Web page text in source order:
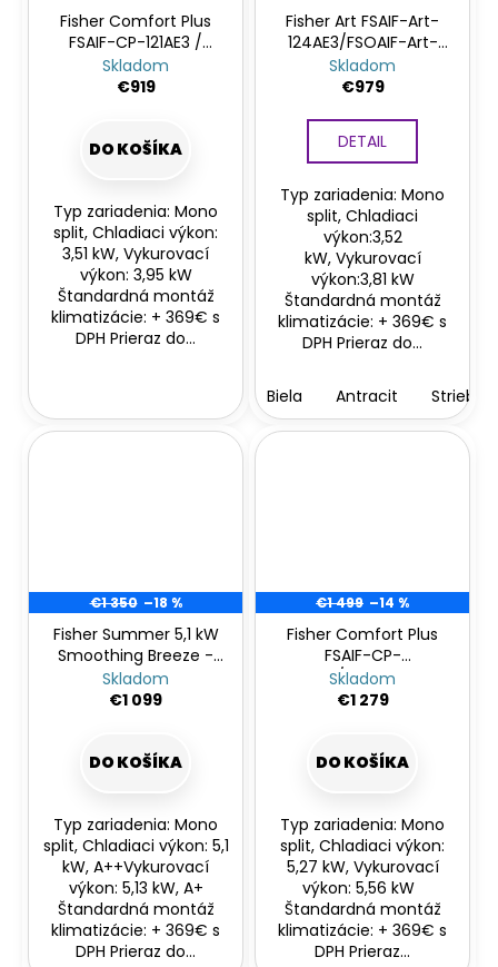
Fisher Comfort Plus
FSAIF-CP-121AE3 /
FSOAIF-CP-121AE3
Skladom
€919
DO KOŠÍKA
Typ zariadenia: Mono
split, Chladiaci výkon:
3,51 kW, Vykurovací
výkon: 3,95 kW
Štandardná montáž
klimatizácie: + 369€ s
DPH Prieraz do...
Fisher Art FSAIF-Art-
124AE3/FSOAIF-Art-
124AE3
Skladom
€979
DETAIL
Typ zariadenia: Mono
split, Chladiaci
výkon:3,52
kW, Vykurovací
výkon:3,81 kW
Štandardná montáž
klimatizácie: + 369€ s
DPH Prieraz do...
Biela Antracit
€1 350 –18 %
Fisher Summer 5,1 kW
Smoothing Breeze -
bezprievanová
Skladom
€1 099
DO KOŠÍKA
Typ zariadenia: Mono
split, Chladiaci výkon: 5,1
kW, A++Vykurovací
výkon: 5,13 kW, A+
Štandardná montáž
klimatizácie: + 369€ s
DPH Prieraz do...
€1 499 –14 %
Fisher Comfort Plus
FSAIF-CP-
181AE3/FSOAIF-CP-
181AE3
Skladom
€1 279
DO KOŠÍKA
Typ zariadenia: Mono
split, Chladiaci výkon:
5,27 kW, Vykurovací
výkon: 5,56 kW
Štandardná montáž
klimatizácie: + 369€ s
DPH Prieraz...